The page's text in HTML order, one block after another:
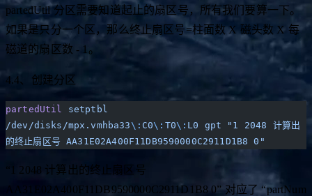
partedUtil 分区需要知道起止的扇区号，所有我们要算一下。
如果是只分一个区，那么终止扇区号=柱面数 X 磁头数 X 每
磁道的扇区数 - 1。
4.4、创建分区
partedUtil
setptbl
/dev/disks/mpx.vmhba33\: C0\: T0\: L0 gpt "1 2048 计算出
的终止扇区号 AA31E02A400F11DB9590000C2911D1B8 0"
“1 2048 计算出的终止扇区号
AA31E02A400F11DB9590000C2911D1B8 0” 对应了 “partNum